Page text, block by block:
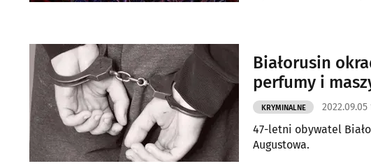
Białorusin
perfumy i
KRYMINALNE 2022.09.05
47-letni obywatel
Augustowa.